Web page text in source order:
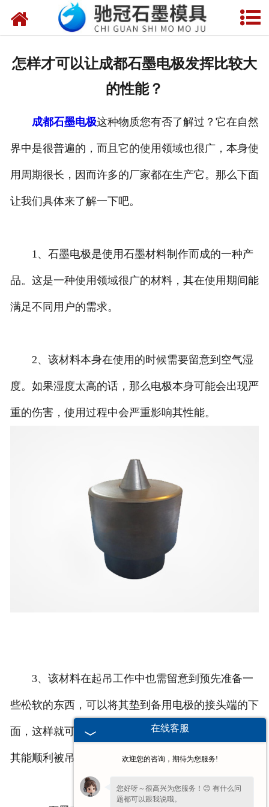
网站首页
联系我们
怎样才可以让成都石墨电极发挥比较大
的性能？
成都石墨电极这种物质您有否了解过？它在自然
界中是很普遍的，而且它的使用领域也很广，本身使
用周期很长，因而许多的厂家都在生产它。那么下面
让我们具体来了解一下吧。
1、石墨电极是使用石墨材料制作而成的一种产
品。这是一种使用领域很广的材料，其在使用期间能
满足不同用户的需求。
2、该材料本身在使用的时候需要留意到空气湿
度。如果湿度太高的话，那么电极本身可能会出现严
重的伤害，使用过程中会严重影响其性能。
3、该材料在起吊工作中也需留意到预先准备一
些松软的东西，可以将其垫到备用电极的接头端的下
面，这样就可以很好的防止其出现损坏的情形，且让
其能顺利被吊起。
在线客服
欢迎您的咨询，期待为您服务!
您好呀～很高兴为您服务！😊 有什么问
题都可以跟我说哦。